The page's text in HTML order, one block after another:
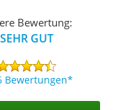
Bewertung:
SEHR GUT
Bewertungen